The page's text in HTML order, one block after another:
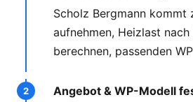
Scholz Bergmann kommt
aufnehmen, Heizlast nach
berechnen, passenden
Angebot & WP-Modell